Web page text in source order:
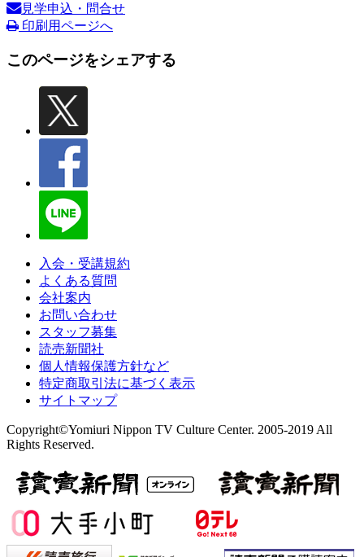
見学申込・問合せ
印刷用ページへ
このページをシェアする
入会・受講規約
よくある質問
会社案内
お問い合わせ
スタッフ募集
読売新聞社
個人情報保護方針など
特定商取引法に基づく表示
サイトマップ
Copyright©Yomiuri Nippon TV Culture Center. 2005-2019 All
Rights Reserved.